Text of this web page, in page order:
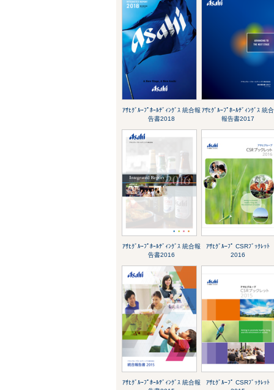
ｱｻﾋｸﾞﾙｰﾌﾟﾎｰﾙﾃﾞｨﾝｸﾞｽ 統合報
告書2018
ｱｻﾋｸﾞﾙｰﾌﾟﾎｰﾙﾃﾞｨﾝｸﾞｽ 統合
報告書2017
ｱｻﾋｸﾞﾙｰﾌﾟﾎｰﾙﾃﾞｨﾝｸﾞｽ 統合報
告書2016
ｱｻﾋｸﾞﾙｰﾌﾟ CSRﾌﾞｯｸﾚｯﾄ
2016
ｱｻﾋｸﾞﾙｰﾌﾟﾎｰﾙﾃﾞｨﾝｸﾞｽ 統合報
ｱｻﾋｸﾞﾙｰﾌﾟ CSRﾌﾞｯｸﾚｯﾄ